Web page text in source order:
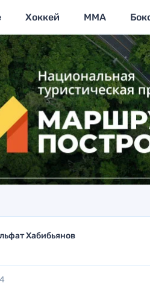
Хоккей MMA
Хабибьянов